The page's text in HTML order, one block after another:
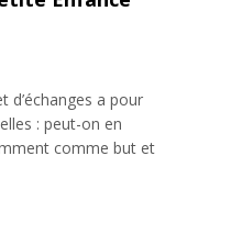
d’échanges a pour
: peut-on en
comme but et